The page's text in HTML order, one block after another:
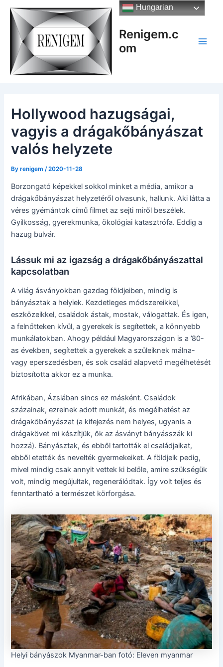
Skip
content
Renigem.c
om
Hollywood hazugságai,
vagyis a drágakőbányászat
valós helyzete
Byrenigem /2020-11-28
Borzongató képekkel sokkol minket a média, amikor a
drágakőbányászat helyzetéről olvasunk, hallunk. Aki látta a
véres gyémántok című filmet az sejti miről beszélek.
Gyilkosság, gyerekmunka, ökológiai katasztrófa. Eddig a
hazug bulvár.
Lássuk mi az igazság a drágakőbányászattal
kapcsolatban
A világ ásványokban gazdag földjeiben, mindig is
bányásztak a helyiek. Kezdetleges módszereikkel,
eszközeikkel, családok ástak, mostak, válogattak. És igen,
a felnőtteken kívül, a gyerekek is segítettek, a könnyebb
munkálatokban. Ahogy például Magyarországon is a ’80-
as években, segítettek a gyerekek a szüleiknek málna-
vagy eperszedésben, és sok család alapvető megélhetését
biztosította akkor ez a munka.
Afrikában, Ázsiában sincs ez másként. Családok
százainak, ezreinek adott munkát, és megélhetést az
drágakőbányászat (a kifejezés nem helyes, ugyanis a
drágakövet mi készítjük, ők az ásványt bányásszák ki
hozzá). Bányásztak, és ebből tartották el családjaikat,
ebből etették és nevelték gyermekeiket. A földjeik pedig,
mivel mindig csak annyit vettek ki belőle, amire szükségük
volt, mindig megújultak, regenerálódtak. Így volt teljes és
fenntartható a természet körforgása.
Helyi bányászok Myanmar-ban fotó: Eleven myanmar
Hungarian